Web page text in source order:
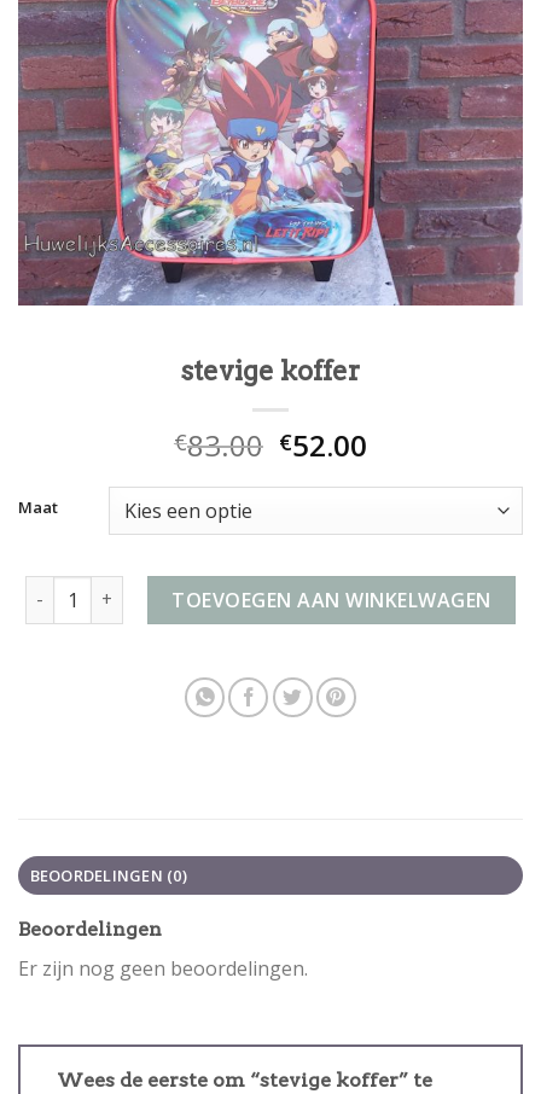
stevige koffer
€83.00 €52.00
Maat
stevige koffer aantalTOEVOEGEN AAN WINKELWAGEN
BEOORDELINGEN (0)
Beoordelingen
Er zijn nog geen beoordelingen.
Wees de eerste om “stevige koffer” te